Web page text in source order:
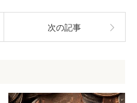
次の記事